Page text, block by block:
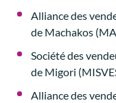
Alliance des
de Machakos
Société des
de Migori
Alliance des